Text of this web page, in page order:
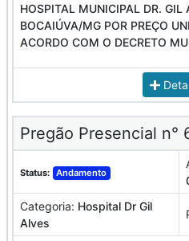
HOSPITAL MUNICIPAL DR. GIL
BOCAIÚVA/MG POR PREÇO
ACORDO COM O DECRETO
Pregão Presencial n°
Status: Andamento
Categoria: Hospital Dr Gil
Alves